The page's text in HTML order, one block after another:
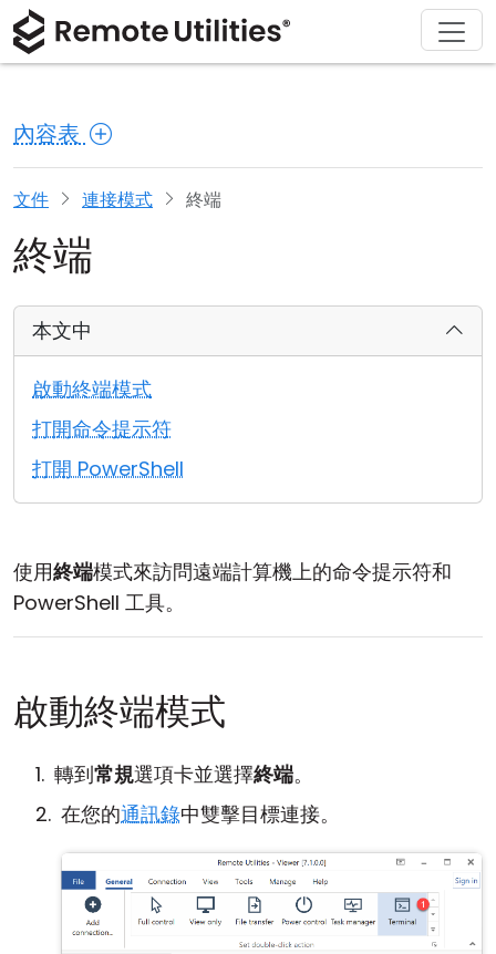
內容表
文件 連接模式 終端
終端
本文中
啟動終端模式
打開命令提示符
打開 PowerShell
使用終端模式來訪問遠端計算機上的命令提示符和
PowerShell 工具。
啟動終端模式
轉到常規選項卡並選擇終端。
在您的通訊錄中雙擊目標連接。
產品
安全性
螢幕截圖
版本說明
連接模式
無人值守訪問
活動目錄支援
MSI 配置
解決方案
製造與零售
醫療保健
教育與政府
資訊技術
下載
macOS
Linux
iOS/Android
購買
許可證助手
升級您的許可證
支援
文檔
知識庫
關於
新聞稿
寫評論